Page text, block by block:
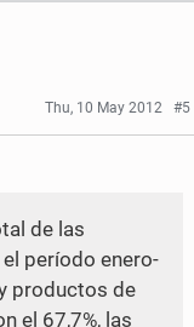
Thu, 10 May 2012 #5
de las
período enero-
productos de
el 67,7%, las